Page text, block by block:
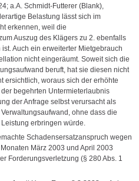
a.A. Schmidt-Futterer (Blank),
Belastung lässt sich im
erkennen, weil die
Auszug des Klägers zu 2. ebenfalls
Auch ein erweiterter Mietgebrauch
nicht eingeräumt. Soweit sich die
beruft, hat sie diesen nicht
ersichtlich, woraus sich der erhöhte
begehrten Untermieterlaubnis
der Anfrage selbst verursacht als
ohne dass die
erbringen würde.
Schadensersatzanspruch wegen
März 2003 und April 2003
Forderungsverletzung (§ 280 Abs. 1